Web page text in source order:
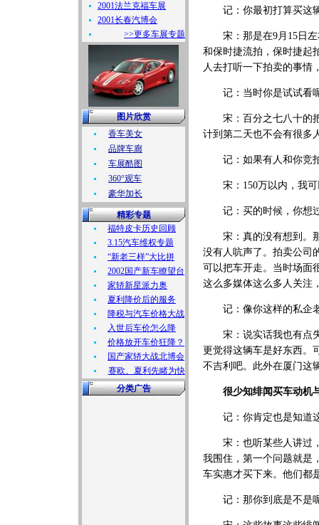
2001法兰克福车展
2001长春汽博会
>>更多车展专题
图片欣赏
香车美女
品牌车廊
车展酷图
360°观车
豪华加长
精彩专题
福特皮卡历史回顾
3.15汽车维权专题
“新老三样”大比拼
2002国产新车瞭望台
家轿新星派力奥
夏利降价后的服务
降税与汽车价格大战
入世后车价怎么降
价格放开车价狂降？
国产家轿大战北博会
赛欧、夏利先睹为快
分类广告
记：你最初打算买这
宋：那是在9月15日左
和保时捷流拍，保时捷起
人去打听一下拍卖的事情
记：当时你是试试看
宋：百分之七八十的把
计到第二天也不会有很多
记：如果有人和你竞
宋：150万以内，我可
记：买的时候，你想过
宋：真的没有想到。那
没有人吭声了。拍卖公司
可以把车开走。当时场面
这么多媒体这么多人关注
记：像你这样的私企老
宋：说实话我也有点失
更觉得这辆车是好东西。
不吉利吧。此外在厦门这
很少知绯闻买车动机
记：你肯定也是知道
宋：也听某些人讲过，
我围住，第一个问题就是
车实惠才买下来。他们都
记：那你到底是不是